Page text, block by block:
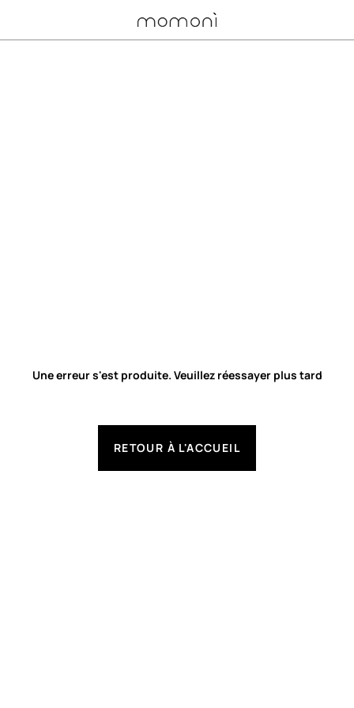
Une erreur s'est produite. Veuillez réessayer plus tard
RETOUR À L'ACCUEIL